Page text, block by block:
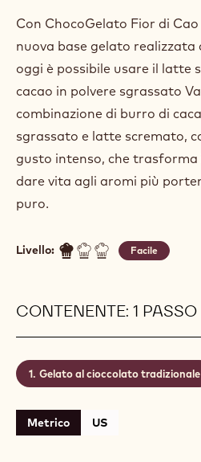
Con ChocoGelato Fior di
nuova base gelato realizzata
oggi è possibile usare il latte
cacao in polvere sgrassato
combinazione di burro di
sgrassato e latte scremato,
gusto intenso, che
dare vita agli aromi più
puro.
Livello: Facile
CONTENENTE: 1 PASSO
Gelato al cioccolato tradizionale
Metrico US